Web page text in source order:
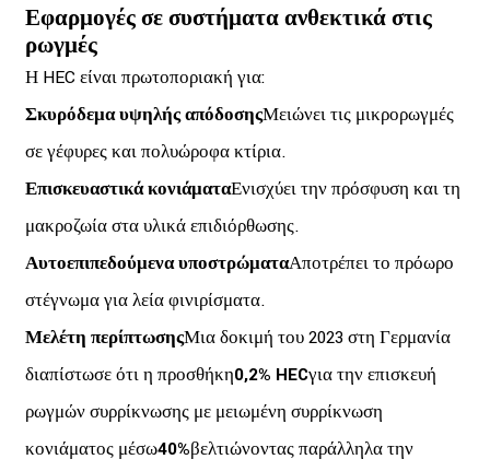
Εφαρμογές σε συστήματα ανθεκτικά στις
ρωγμές
Η HEC είναι πρωτοποριακή για:
Σκυρόδεμα υψηλής απόδοσηςΜειώνει τις μικρορωγμές
σε γέφυρες και πολυώροφα κτίρια.
Επισκευαστικά κονιάματαΕνισχύει την πρόσφυση και τη
μακροζωία στα υλικά επιδιόρθωσης.
Αυτοεπιπεδούμενα υποστρώματαΑποτρέπει το πρόωρο
στέγνωμα για λεία φινιρίσματα.
Μελέτη περίπτωσηςΜια δοκιμή του 2023 στη Γερμανία
διαπίστωσε ότι η προσθήκη0,2% HECγια την επισκευή
ρωγμών συρρίκνωσης με μειωμένη συρρίκνωση
κονιάματος μέσω40%βελτιώνοντας παράλληλα την